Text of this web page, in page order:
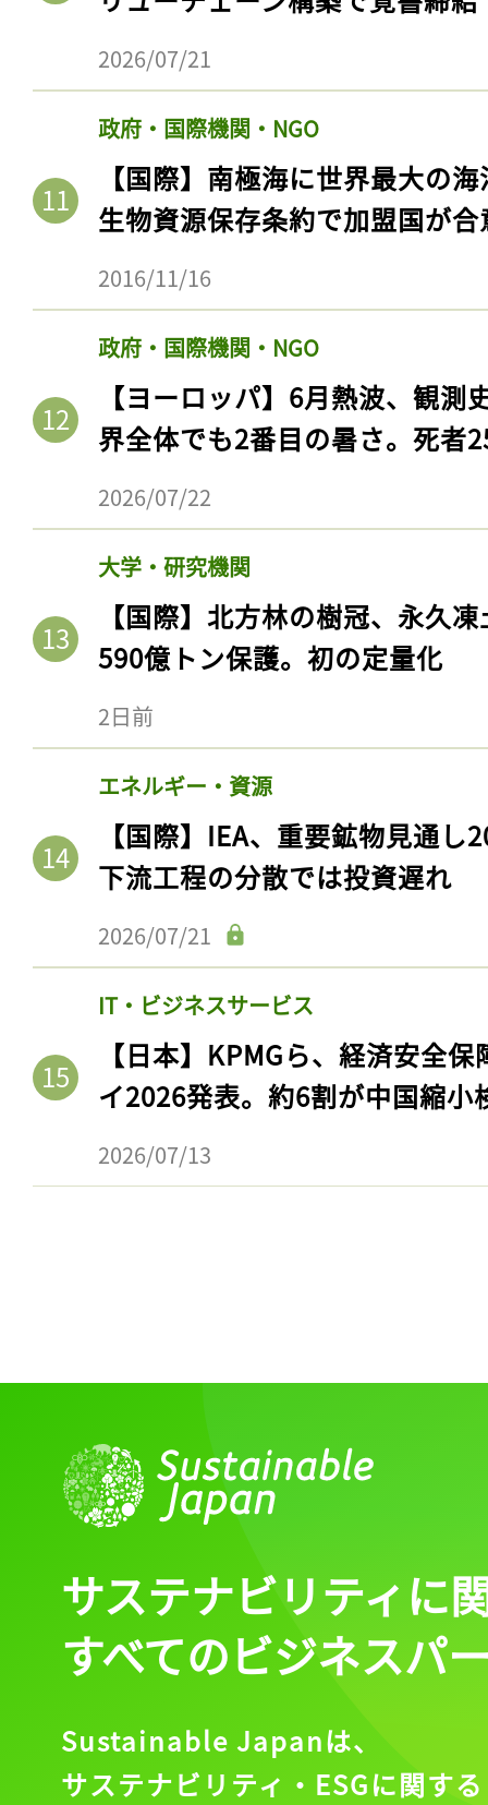
2026/07/21
政府・国際機関・NGO
【国際】南極海に世界最大の
生物資源保存条約で加盟国が合
2016/11/16
政府・国際機関・NGO
【ヨーロッパ】6月熱波、観
界全体でも2番目の暑さ。死者
2026/07/22
大学・研究機関
【国際】北方林の樹冠、永久
590億トン保護。初の定量化
2日前
エネルギー・資源
【国際】IEA、重要鉱物見通
下流工程の分散では投資遅れ
2026/07/21
IT・ビジネスサービス
【日本】KPMGら、経済安全
イ2026発表。約6割が中国縮小
2026/07/13
ログイン
会員登録
サステナビリティに
すべてのビジネスパ
Sustainable Japanは、
サステナビリティ・ESGに関する